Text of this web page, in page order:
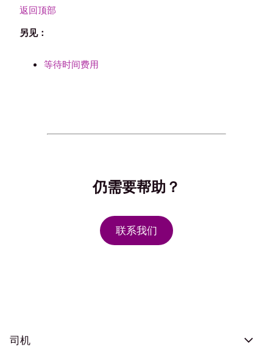
返回顶部
另见：
等待时间费用
仍需要帮助？
联系我们
司机